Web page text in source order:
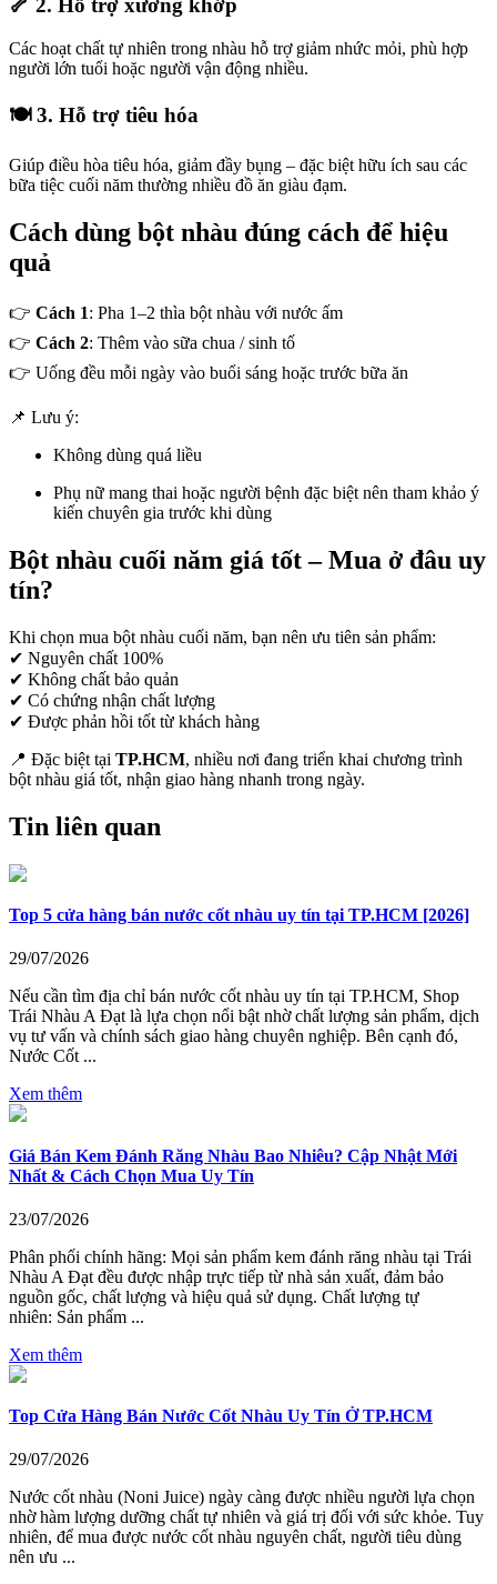
🦴 2. Hỗ trợ xương khớp
Các hoạt chất tự nhiên trong nhàu hỗ trợ giảm nhức mỏi, phù hợp
người lớn tuổi hoặc người vận động nhiều.
🍽️ 3. Hỗ trợ tiêu hóa
Giúp điều hòa tiêu hóa, giảm đầy bụng – đặc biệt hữu ích sau các
bữa tiệc cuối năm thường nhiều đồ ăn giàu đạm.
Cách dùng bột nhàu đúng cách để hiệu
quả
👉 Cách 1: Pha 1–2 thìa bột nhàu với nước ấm
👉 Cách 2: Thêm vào sữa chua / sinh tố
👉 Uống đều mỗi ngày vào buổi sáng hoặc trước bữa ăn
📌 Lưu ý:
Không dùng quá liều
Phụ nữ mang thai hoặc người bệnh đặc biệt nên tham khảo ý
kiến chuyên gia trước khi dùng
Bột nhàu cuối năm giá tốt – Mua ở đâu uy
tín?
Khi chọn mua bột nhàu cuối năm, bạn nên ưu tiên sản phẩm:
✔ Nguyên chất 100%
✔ Không chất bảo quản
✔ Có chứng nhận chất lượng
✔ Được phản hồi tốt từ khách hàng
📍 Đặc biệt tại TP.HCM, nhiều nơi đang triển khai chương trình
bột nhàu giá tốt, nhận giao hàng nhanh trong ngày.
Tin liên quan
Top 5 cửa hàng bán nước cốt nhàu uy tín tại TP.HCM [2026]
29/07/2026
Nếu cần tìm địa chỉ bán nước cốt nhàu uy tín tại TP.HCM, Shop
Trái Nhàu A Đạt là lựa chọn nổi bật nhờ chất lượng sản phẩm, dịch
vụ tư vấn và chính sách giao hàng chuyên nghiệp. Bên cạnh đó,
Nước Cốt ...
Xem thêm
Giá Bán Kem Đánh Răng Nhàu Bao Nhiêu? Cập Nhật Mới
Nhất & Cách Chọn Mua Uy Tín
23/07/2026
Phân phối chính hãng: Mọi sản phẩm kem đánh răng nhàu tại Trái
Nhàu A Đạt đều được nhập trực tiếp từ nhà sản xuất, đảm bảo
nguồn gốc, chất lượng và hiệu quả sử dụng. Chất lượng tự
nhiên: Sản phẩm ...
Xem thêm
Top Cửa Hàng Bán Nước Cốt Nhàu Uy Tín Ở TP.HCM
29/07/2026
Nước cốt nhàu (Noni Juice) ngày càng được nhiều người lựa chọn
nhờ hàm lượng dưỡng chất tự nhiên và giá trị đối với sức khỏe. Tuy
nhiên, để mua được nước cốt nhàu nguyên chất, người tiêu dùng
nên ưu ...